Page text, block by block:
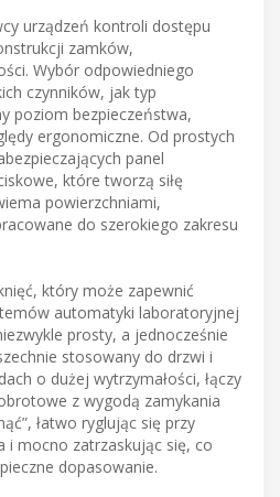
urządzeń kontroli dostępu
zamków,
Wybór odpowiedniego
czynników, jak typ
poziom bezpieczeństwa,
ergonomiczne. Od prostych
panel
które tworzą siłę
powierzchniami,
do szerokiego zakresu
który może zapewnić
automatyki laboratoryjnej
prosty, a jednocześnie
stosowany do drzwi i
o dużej wytrzymałości, łączy
z wygodą zamykania
łatwo ryglując się przy
i mocno zatrzaskując się, co
dopasowanie.